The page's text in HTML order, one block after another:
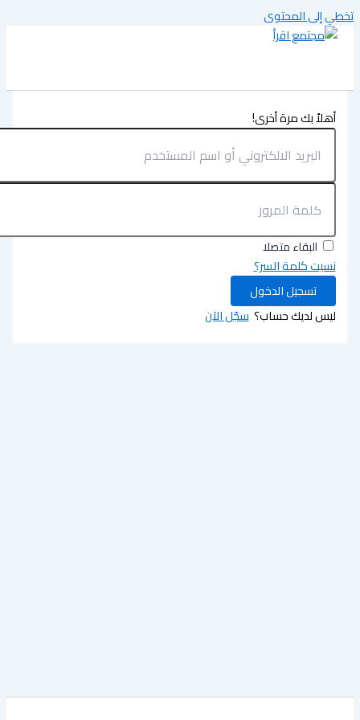
تخطي إلى المحتوى
أهلاً بك مرة أخرى!
البقاء متصلا
نسيت كلمة السر؟
تسجيل الدخول
ليس لديك حساب؟ سجّل الآن